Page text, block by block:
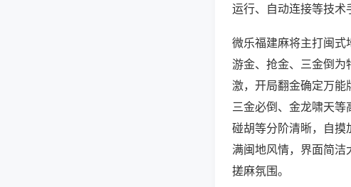
运行、自动连接等技术
微乐福建麻将主打闽式
游金、抢金、三金倒为
激，开局翻金确定万能
三金必倒、金龙啸天
碰胡等分阶清晰，自摸
满闽地风情，界面简
搓麻氛围。